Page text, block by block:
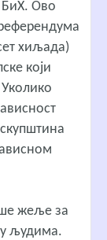
БиХ. Ово
хиљада)
који
жеље за
људима.